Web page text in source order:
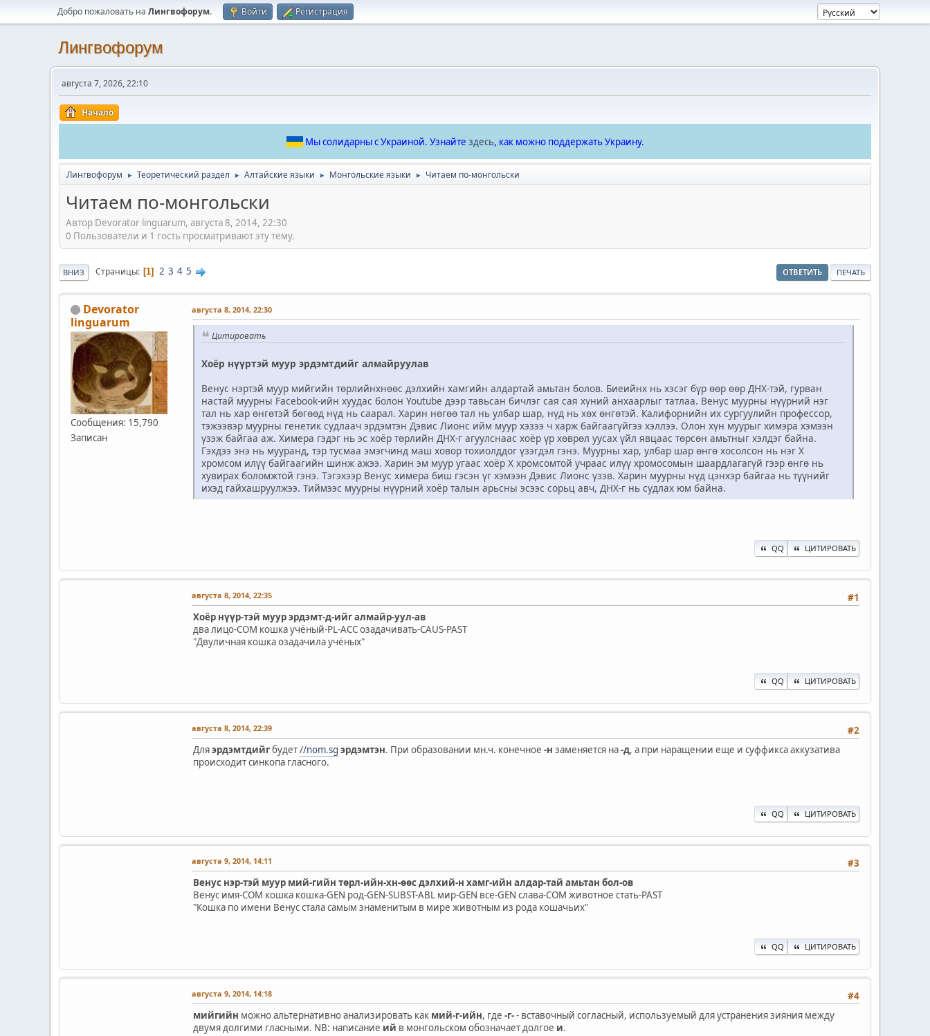
Добро пожаловать на Лингвофорум. Войти Регистрация
Лингвофорум
августа 7, 2026, 22:10
Начало
Мы солидарны с Украиной. Узнайте здесь, как можно поддержать Украину.
Лингвофорум ► Теоретический раздел ► Алтайские языки ► Монгольские языки ► Читаем по-монгольски
Читаем по-монгольски
Автор Devorator linguarum, августа 8, 2014, 22:30
0 Пользователи и 1 гость просматривают эту тему.
ОТВЕТИТЬ ПЕЧАТЬ
ВНИЗ Страницы 1 2 3 4 5
Devorator
linguarum
Сообщения: 15,790
Записан
августа 8, 2014, 22:30
Цитировать
Хоёр нүүртэй муур эрдэмтдийг алмайруулав
Венус нэртэй муур мийгийн төрлийнхнөөс дэлхийн хамгийн алдартай амьтан болов. Биеийнх нь хэсэг бүр өөр өөр ДНХ-тэй, гурван
настай муурны Facebook-ийн хуудас болон Youtube дээр тавьсан бичлэг сая сая хүний анхаарлыг татлаа. Венус муурны нүүрний нэг
тал нь хар өнгөтэй бөгөөд нүд нь саарал. Харин нөгөө тал нь улбар шар, нүд нь хөх өнгөтэй. Калифорнийн их сургуулийн профессор,
тэжээвэр муурны генетик судлаач эрдэмтэн Дэвис Лионс ийм муур хэзээ ч харж байгаагүйгээ хэллээ. Олон хүн муурыг химэра хэмээн
үзэж байгаа аж. Химера гэдэг нь эс хоёр төрлийн ДНХ-г агуулснаас хоёр үр хөврөл уусах үйл явцаас төрсөн амьтныг хэлдэг байна.
Гэхдээ энэ нь мууранд, тэр тусмаа эмэгчинд маш ховор тохиолддог үзэгдэл гэнэ. Муурны хар, улбар шар өнгө хосолсон нь нэг X
хромсом илүү байгаагийн шинж ажээ. Харин эм муур угаас хоёр Х хромсомтой учраас илүү хромосомын шаардлагагүй гээр өнгө нь
хувирах боломжтой гэнэ. Тэгэхээр Венус химера биш гэсэн үг хэмээн Дэвис Лионс үзэв. Харин муурны нүд цэнхэр байгаа нь түүнийг
ихэд гайхашруулжээ. Тиймээс муурны нүүрний хоёр талын арьсны эсээс сорьц авч, ДНХ-г нь судлах юм байна.
QQ ЦИТИРОВАТЬ
#1
августа 8, 2014, 22:35
Хоёр нүүр-тэй муур эрдэмт-д-ийг алмайр-уул-ав
два лицо-COM кошка учёный-PL-ACC озадачивать-CAUS-PAST
"Двуличная кошка озадачила учёных"
QQ ЦИТИРОВАТЬ
#2
августа 8, 2014, 22:39
Дляэрдэмтдийгбудет//nom.sg эрдэмтэн. При образовании мн.ч. конечное -н заменяется на-д, а при наращении еще и суффикса аккузатива
происходит синкопа гласного.
QQ ЦИТИРОВАТЬ
#3
августа 9, 2014, 14:11
Венус нэр-тэй муур мий-гийн төрл-ийн-хн-өөс дэлхий-н хамг-ийн алдар-тай амьтан бол-ов
Венус имя-COM кошка кошка-GEN род-GEN-SUBST-ABL мир-GEN все-GEN слава-COM животное стать-PAST
"Кошка по имени Венус стала самым знаменитым в мире животным из рода кошачьих"
QQ ЦИТИРОВАТЬ
#4
августа 9, 2014, 14:18
мийгийн можно альтернативно анализировать как мий-г-ийн, где -г-- вставочный согласный, используемый для устранения зияния между
двумя долгими гласными. NB: написание ий в монгольском обозначает долгое и.